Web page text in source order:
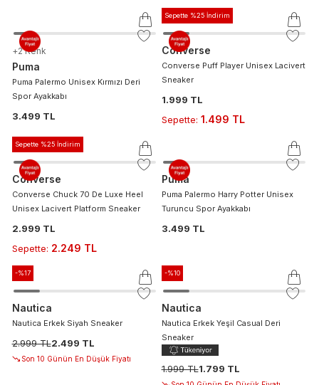
+2 Renk
Puma
Puma Palermo Unisex Kırmızı Deri
Spor Ayakkabı
3.499 TL
Sepette %25 İndirim
Converse
Converse Puff Player Unisex Lacivert
Sneaker
1.999 TL
Sepette: 1.499 TL
Sepette %25 İndirim
Converse
Converse Chuck 70 De Luxe Heel
Unisex Lacivert Platform Sneaker
2.999 TL
Sepette: 2.249 TL
Puma
Puma Palermo Harry Potter Unisex
Turuncu Spor Ayakkabı
3.499 TL
-%17
Nautica
Nautica Erkek Siyah Sneaker
2.999 TL2.499 TL
Son 10 Günün En Düşük Fiyatı
-%10
Nautica
Nautica Erkek Yeşil Casual Deri
Sneaker
1.999 TL1.799 TL